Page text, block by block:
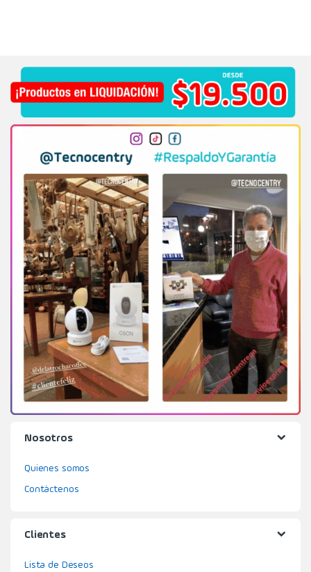
Nosotros
Quienes somos
Contáctenos
Clientes
Lista de Deseos